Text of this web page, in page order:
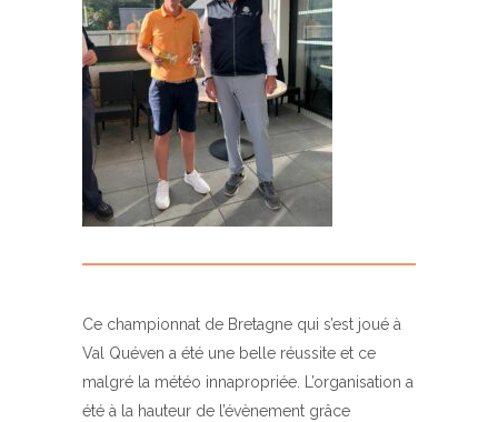
Ce championnat de Bretagne qui s’est joué à
Val Quéven a été une belle réussite et ce
malgré la météo innapropriée. L’organisation a
été à la hauteur de l’évènement grâce